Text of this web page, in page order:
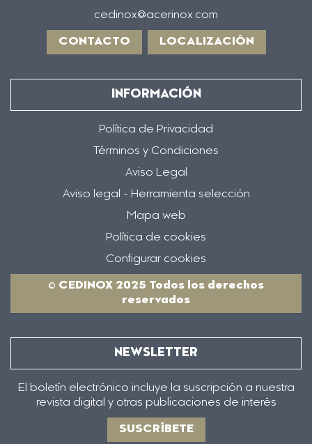
cedinox@acerinox.com
CONTACTO LOCALIZACIÓN
INFORMACIÓN
Política de Privacidad
Términos y Condiciones
Aviso Legal
Aviso legal - Herramienta selección
Mapa web
Política de cookies
Configurar cookies
© CEDINOX 2025 Todos los derechos
reservados
NEWSLETTER
El boletín electrónico incluye la suscripción a nuestra
revista digital y otras publicaciones de interés
SUSCRÍBETE